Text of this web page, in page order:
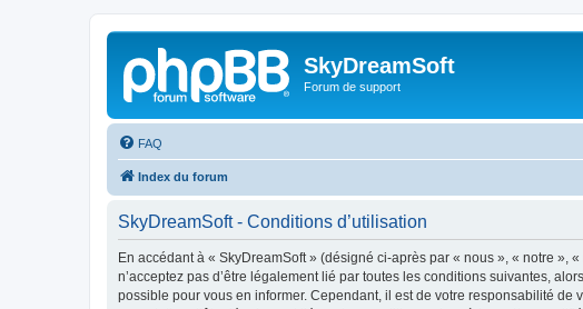
SkyDreamSoft
Forum de support
FAQ
Index du forum
SkyDreamSoft - Conditions d’utilisation
En accédant à « SkyDreamSoft » (désigné ci-après par « nous », « notre »,
n’acceptez pas d’être légalement lié par toutes les conditions suivantes,
possible pour vous en informer. Cependant, il est de votre responsabilité